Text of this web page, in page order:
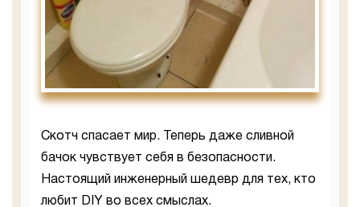
Скотч спасает мир. Теперь даже сливной
бачок чувствует себя в безопасности.
Настоящий инженерный шедевр для тех, кто
любит DIY во всех смыслах.